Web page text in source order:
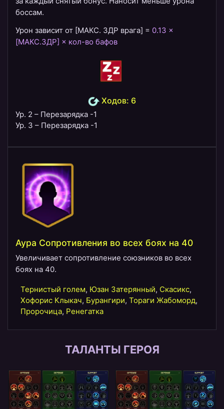
боссам.
Урон зависит от [МАКС. ЗДР врага] = 0.13 ×
[МАКС.ЗДР] × кол-во бафов
Ходов: 6
Ур. 2 – Перезарядка -1
Ур. 3 – Перезарядка -1
Аура Сопротивления во всех боях на 40
Увеличивает сопротивление союзников во всех
боях на 40.
Тернистый голем, Юзан Затерянный, Скасикс,
Хофорис Клыкач, Бурангири, Тораги Жабоморд,
Пророчица, Ренегатка
ТАЛАНТЫ ГЕРОЯ